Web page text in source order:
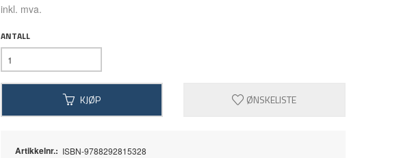
inkl. mva.
ANTALL
KJØP ØNSKELISTE
Artikkelnr.: ISBN-9788292815328